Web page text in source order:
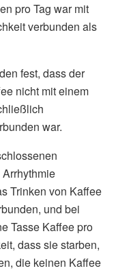
pro Tag war mit
verbunden als
fest, dass der
nicht mit einem
war.
Trinken von Kaffee
und bei
Tasse Kaffee pro
dass sie starben,
die keinen Kaffee